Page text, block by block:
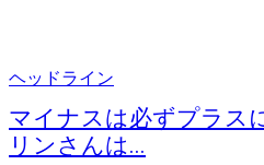
ヘッドライン
マイナスは必ずプラス
リンさんは...